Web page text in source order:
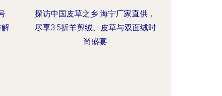
探访中国皮草之乡 海宁厂家直供，
尽享3.5折羊剪绒、皮草与双面绒时
尚盛宴